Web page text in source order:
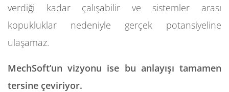
verdiği kadar çalışabilir ve sistemler arası
kopukluklar nedeniyle gerçek potansiyeline
ulaşamaz.
MechSoft’un vizyonu ise bu anlayışı tamamen
tersine çeviriyor.